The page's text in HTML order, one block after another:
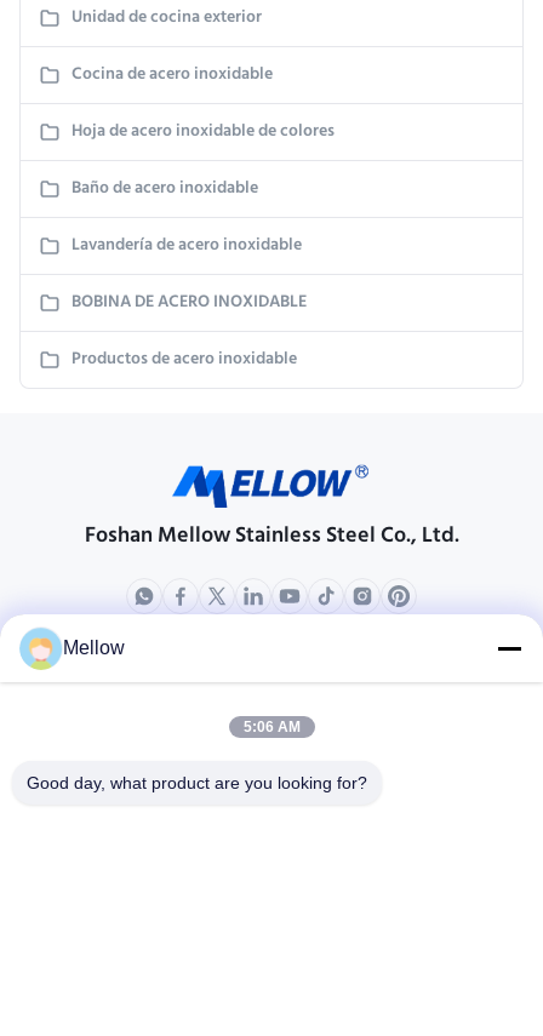
Unidad de cocina exterior
Cocina de acero inoxidable
Hoja de acero inoxidable de colores
Baño de acero inoxidable
Lavandería de acero inoxidable
BOBINA DE ACERO INOXIDABLE
Productos de acero inoxidable
Foshan Mellow Stainless Steel Co., Ltd.
productos
Perfil de compañía
Control de calidad
Mellow
5:06 AM
Good day, what product are you looking for?